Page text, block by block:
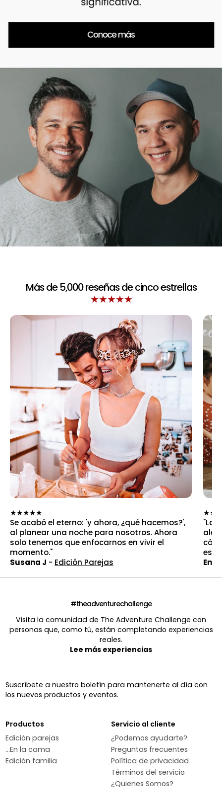
Más de 5,000 reseñas de cinco estrellas
★★★★★
★★★★★
Se acabó el eterno: 'y ahora, ¿qué hacemos?',
al planear una noche para nosotros. Ahora
solo tenemos que enfocarnos en vivir el
momento."
Susana J - Edición Parejas
"La
es
#theadventurechallenge
Visita la comunidad de The Adventure Challenge con
personas que, como tú, están completando experiencias
reales.
Lee más experiencias
Suscríbete a nuestro boletín para mantenerte al día con
los nuevos productos y eventos.
Productos
Edición parejas
...En la cama
Edición familia
Servicio al cliente
¿Podemos ayudarte?
Preguntas frecuentes
Política de privacidad
Términos del servicio
¿Quienes Somos?